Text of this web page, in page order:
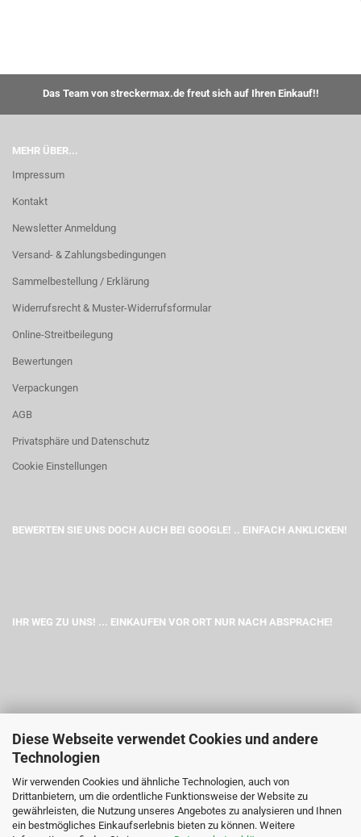
Diese Webseite verwendet Cookies und andere
Technologien
Wir verwenden Cookies und ähnliche Technologien, auch von
Drittanbietern, um die ordentliche Funktionsweise der Website zu
gewährleisten, die Nutzung unseres Angebotes zu analysieren und Ihnen
ein bestmögliches Einkaufserlebnis bieten zu können. Weitere
Das Team von streckermax.de freut sich auf Ihren Einkauf!!
MEHR ÜBER...
Impressum
Kontakt
Newsletter Anmeldung
Versand- & Zahlungsbedingungen
Sammelbestellung / Erklärung
Widerrufsrecht & Muster-Widerrufsformular
Online-Streitbeilegung
Bewertungen
Verpackungen
AGB
Privatsphäre und Datenschutz
Cookie Einstellungen
BEWERTEN SIE UNS DOCH AUCH BEI GOOGLE! .. EINFACH ANKLICKEN!
IHR WEG ZU UNS! ... EINKAUFEN VOR ORT NUR NACH ABSPRACHE!